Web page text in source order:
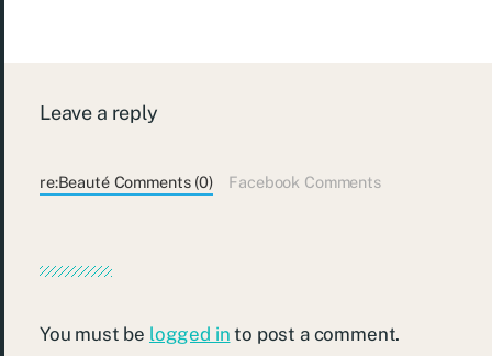
Leave a reply
re:Beauté Comments (0) Facebook Comments
You must be logged in to post a comment.